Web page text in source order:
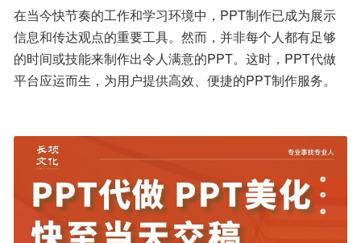
在当今快节奏的工作和学习环境中，PPT制作已成为展示
信息和传达观点的重要工具。然而，并非每个人都有足够
的时间或技能来制作出令人满意的PPT。这时，PPT代做
平台应运而生，为用户提供高效、便捷的PPT制作服务。